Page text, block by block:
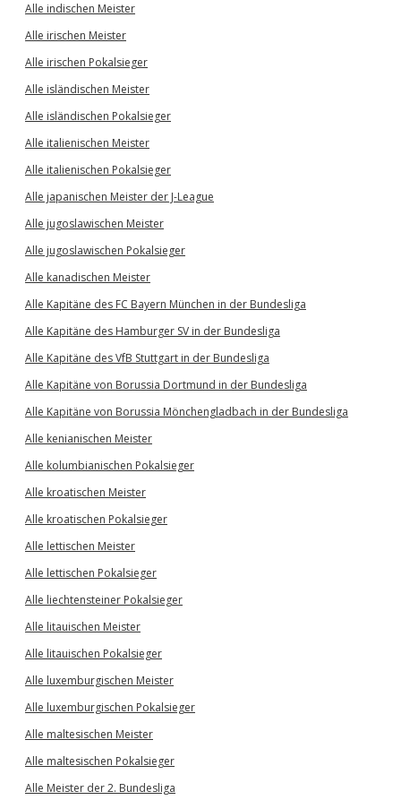
Alle indischen Meister
Alle irischen Meister
Alle irischen Pokalsieger
Alle isländischen Meister
Alle isländischen Pokalsieger
Alle italienischen Meister
Alle italienischen Pokalsieger
Alle japanischen Meister der J-League
Alle jugoslawischen Meister
Alle jugoslawischen Pokalsieger
Alle kanadischen Meister
Alle Kapitäne des FC Bayern München in der Bundesliga
Alle Kapitäne des Hamburger SV in der Bundesliga
Alle Kapitäne des VfB Stuttgart in der Bundesliga
Alle Kapitäne von Borussia Dortmund in der Bundesliga
Alle Kapitäne von Borussia Mönchengladbach in der Bundesliga
Alle kenianischen Meister
Alle kolumbianischen Pokalsieger
Alle kroatischen Meister
Alle kroatischen Pokalsieger
Alle lettischen Meister
Alle lettischen Pokalsieger
Alle liechtensteiner Pokalsieger
Alle litauischen Meister
Alle litauischen Pokalsieger
Alle luxemburgischen Meister
Alle luxemburgischen Pokalsieger
Alle maltesischen Meister
Alle maltesischen Pokalsieger
Alle Meister der 2. Bundesliga